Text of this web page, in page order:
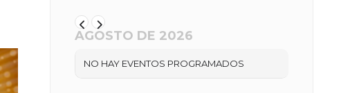
AGOSTO DE 2026
NO HAY EVENTOS PROGRAMADOS